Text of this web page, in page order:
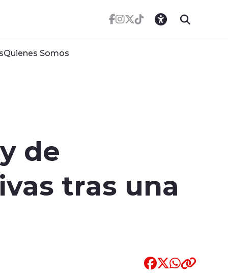
Quienes Somos
de
tras una